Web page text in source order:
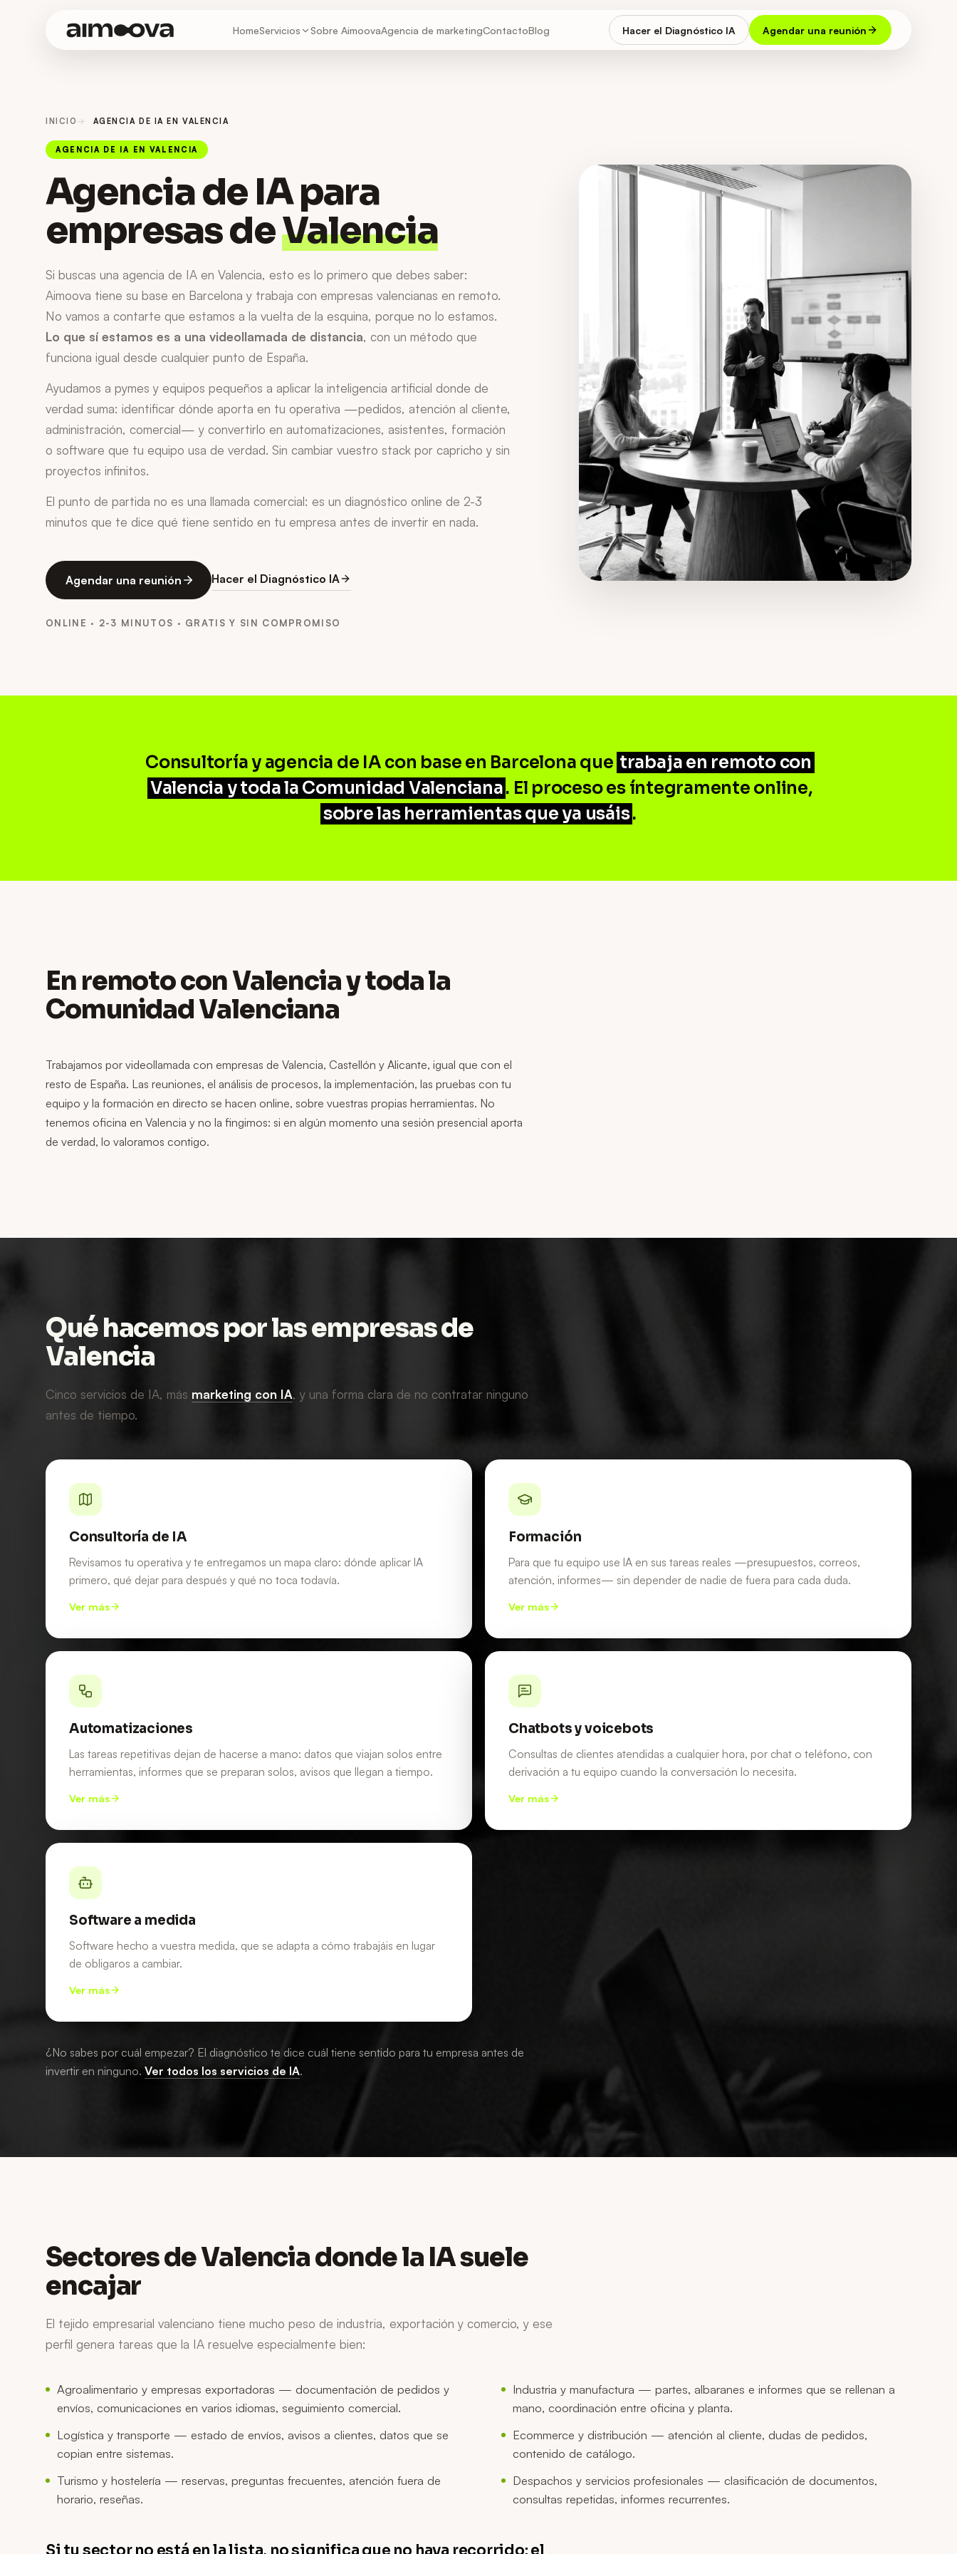
HomeServicios Sobre AimoovaAgencia de marketingContactoBlog Hacer el Diagnóstico IA Agendar una reunión
INICIO AGENCIA DE IA EN VALENCIA
AGENCIA DE IA EN VALENCIA
Agencia de IA para
empresas deValencia
Si buscas una agencia de IA en Valencia, esto es lo primero que debes saber:
Aimoova tiene su base en Barcelona y trabaja con empresas valencianas en remoto.
No vamos a contarte que estamos a la vuelta de la esquina, porque no lo estamos.
Lo que sí estamos es a una videollamada de distancia, con un método que
funciona igual desde cualquier punto de España.
Ayudamos a pymes y equipos pequeños a aplicar la inteligencia artificial donde de
verdad suma: identificar dónde aporta en tu operativa —pedidos, atención al cliente,
administración, comercial— y convertirlo en automatizaciones, asistentes, formación
o software que tu equipo usa de verdad. Sin cambiar vuestro stack por capricho y sin
proyectos infinitos.
El punto de partida no es una llamada comercial: es un diagnóstico online de 2-3
minutos que te dice qué tiene sentido en tu empresa antes de invertir en nada.
Agendar una reunión Hacer el Diagnóstico IA
ONLINE · 2-3 MINUTOS · GRATIS Y SIN COMPROMISO
Consultoría y agencia de IA con base en Barcelona que trabaja en remoto con
Valencia y toda la Comunidad Valenciana. El proceso es íntegramente online,
sobre las herramientas que ya usáis.
En remoto con Valencia y toda la
Comunidad Valenciana
Trabajamos por videollamada con empresas de Valencia, Castellón y Alicante, igual que con el
resto de España. Las reuniones, el análisis de procesos, la implementación, las pruebas con tu
equipo y la formación en directo se hacen online, sobre vuestras propias herramientas. No
tenemos oficina en Valencia y no la fingimos: si en algún momento una sesión presencial aporta
de verdad, lo valoramos contigo.
Qué hacemos por las empresas de
Valencia
Cinco servicios de IA, más marketing con IA, y una forma clara de no contratar ninguno
antes de tiempo.
Consultoría de IA
Revisamos tu operativa y te entregamos un mapa claro: dónde aplicar IA
primero, qué dejar para después y qué no toca todavía.
Ver más
Formación
Para que tu equipo use IA en sus tareas reales —presupuestos, correos,
atención, informes— sin depender de nadie de fuera para cada duda.
Ver más
Automatizaciones
Las tareas repetitivas dejan de hacerse a mano: datos que viajan solos entre
herramientas, informes que se preparan solos, avisos que llegan a tiempo.
Ver más
Chatbots y voicebots
Consultas de clientes atendidas a cualquier hora, por chat o teléfono, con
derivación a tu equipo cuando la conversación lo necesita.
Ver más
Software a medida
Software hecho a vuestra medida, que se adapta a cómo trabajáis en lugar
de obligaros a cambiar.
Ver más
¿No sabes por cuál empezar? El diagnóstico te dice cuál tiene sentido para tu empresa antes de
invertir en ninguno. Ver todos los servicios de IA.
Sectores deValenciadonde la IA suele
encajar
El tejido empresarial valenciano tiene mucho peso de industria, exportación y comercio, y ese
perfil genera tareas que la IA resuelve especialmente bien:
Agroalimentario y empresas exportadoras — documentación de pedidos y
envíos, comunicaciones en varios idiomas, seguimiento comercial.
Industria y manufactura — partes, albaranes e informes que se rellenan a
mano, coordinación entre oficina y planta.
Logística y transporte — estado de envíos, avisos a clientes, datos que se
copian entre sistemas.
Ecommerce y distribución — atención al cliente, dudas de pedidos,
contenido de catálogo.
Turismo y hostelería — reservas, preguntas frecuentes, atención fuera de
horario, reseñas.
Despachos y servicios profesionales — clasificación de documentos,
consultas repetidas, informes recurrentes.